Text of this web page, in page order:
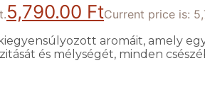
5,790.00 FtCurrent price is:
kiegyensúlyozott aromáit, amely
és mélységét, minden